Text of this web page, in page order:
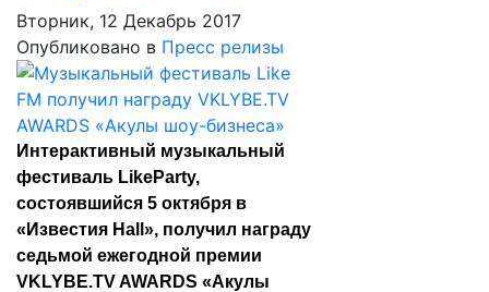
Вторник, 12 Декабрь 2017
Опубликовано в Пресс релизы
Интерактивный музыкальный
фестиваль LikeParty,
состоявшийся 5 октября в
«Известия Hall», получил награду
седьмой ежегодной премии
VKLYBE.TV AWARDS «Акулы